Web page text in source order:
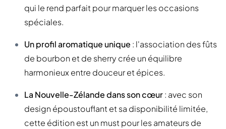
qui le rend parfait pour marquer les occasions
spéciales.
Un profil aromatique unique : l'association des fûts
de bourbon et de sherry crée un équilibre
harmonieux entre douceur et épices.
La Nouvelle-Zélande dans son cœur: avec son
design époustouflant et sa disponibilité limitée,
cette édition est un must pour les amateurs de